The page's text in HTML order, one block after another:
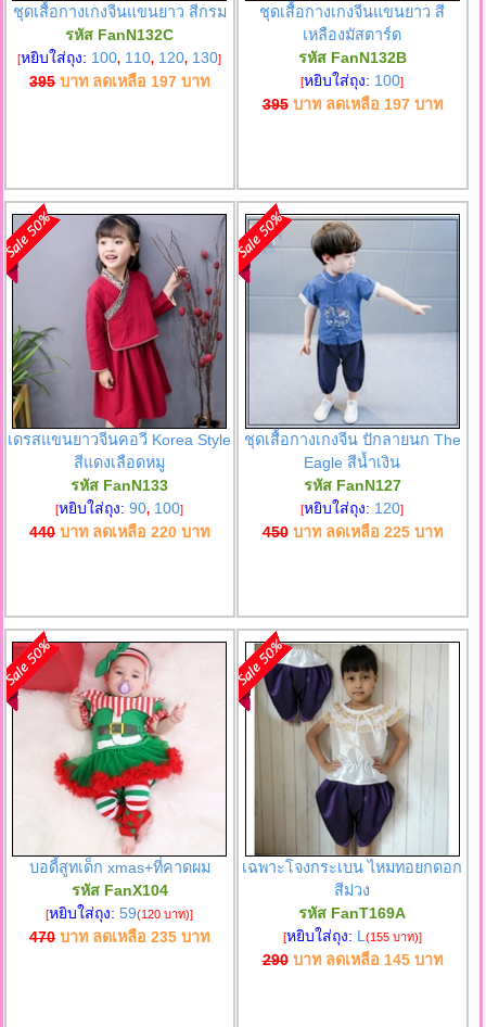
ชุดเสื้อกางเกงจีนแขนยาว สีกรม
รหัส FanN132C
[หยิบใส่ถุง: 100, 110, 120, 130]
395บาท ลดเหลือ 197 บาท
ชุดเสื้อกางเกงจีนแขนยาว สี
เหลืองมัสตาร์ด
รหัส FanN132B
[หยิบใส่ถุง: 100]
395บาท ลดเหลือ 197บาท
เดรสแขนยาวจีนคอวี Korea Style
สีแดงเลือดหมู
รหัส FanN133
[หยิบใส่ถุง:90, 100]
440บาท ลดเหลือ220 บาท
ชุดเสื้อกางเกงจีน ปักลายนก The
Eagle สีน้ำเงิน
รหัส FanN127
[หยิบใส่ถุง: 120]
450บาท ลดเหลือ 225บาท
บอดี้สูทเด็ก xmas+ที่คาดผม
รหัส FanX104
[หยิบใส่ถุง:59(120 บาท)]
470บาท ลดเหลือ235 บาท
เฉพาะโจงกระเบน ไหมทอยกดอก
สีม่วง
รหัส FanT169A
[หยิบใส่ถุง: L (155 บาท)]
290บาท ลดเหลือ 145บาท